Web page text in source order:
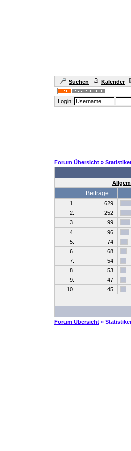
Suchen Kalender
Login:
Forum Übersicht »
Beiträge
1. 629
2.
252
3.
99
4.
96
5.
74
6.
68
7.
54
8.
53
9.
47
10.
45
Forum Übersicht »